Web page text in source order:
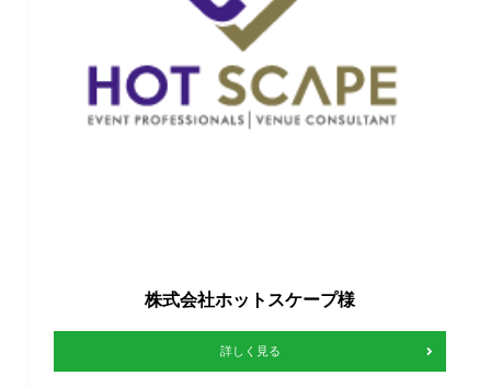
株式会社ホットスケープ様
詳しく見る